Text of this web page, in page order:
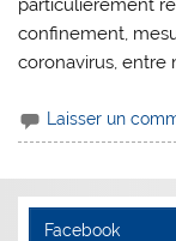
confinement,
coronavirus, entre
Laisser un
Facebook